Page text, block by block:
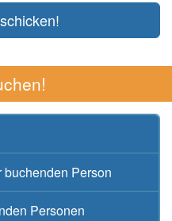
Person
Personen